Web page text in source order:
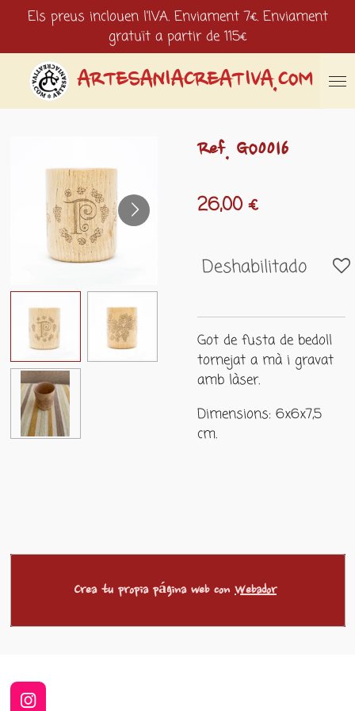
contenido
principal
ARTESANIACREATIVA.COM
Els preus inclouen l'IVA. Enviament 7€. Enviament
gratuït a partir de 115€
Ref. GO0016
26,00 €
Deshabilitado
Got de fusta de bedoll
tornejat a mà i gravat
amb làser.
Dimensions: 6x6x7,5
cm.
Crea tu propia página web con Webador
I